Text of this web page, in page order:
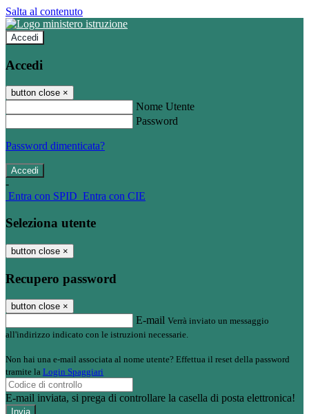
Salta al contenuto
Accedi
Accedi
button close ×
Nome Utente
Password
Password dimenticata?
-
Entra con SPID Entra con CIE
Seleziona utente
button close ×
Recupero password
button close ×
E-mail Verrà inviato un messaggio
all'indirizzo indicato con le istruzioni necessarie.
Non hai una e-mail associata al nome utente? Effettua il reset della password
tramite la Login Spaggiari
E-mail inviata, si prega di controllare la casella di posta elettronica!